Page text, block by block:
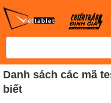
Danh sách các mã
biết